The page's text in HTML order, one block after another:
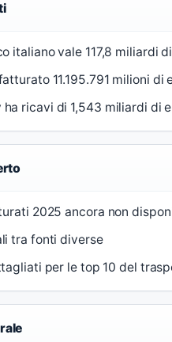
italiano vale 117,8 miliardi
11.195.791 milioni di
ha ricavi di 1,543 miliardi di
2025 ancora non
tra fonti diverse
per le top 10 del